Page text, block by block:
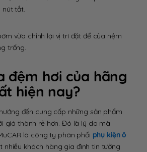
nút tắt.
vừa chỉnh lại vị trí đặt để của nệm
trống.
đệm hơi của hãng
hiện nay?
đến cung cấp những sản phẩm
giá thành rẻ hơn. Đó là lý do mà
là công ty phân phối phụ kiện ô
nhiều khách hàng gia đình tin tưởng